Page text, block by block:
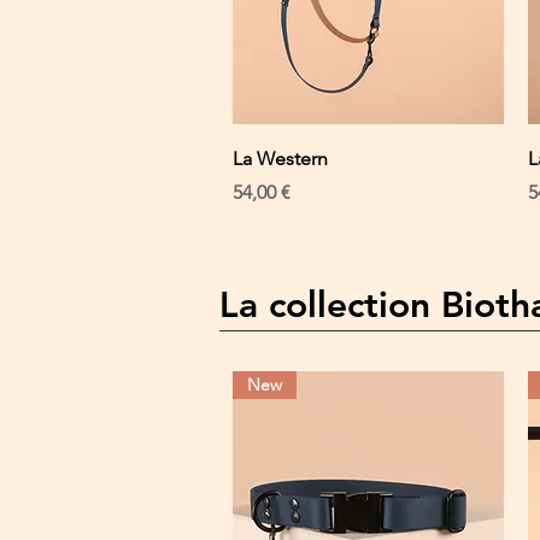
Schnellansicht
La Western
Preis
54,00 €
La collection
New